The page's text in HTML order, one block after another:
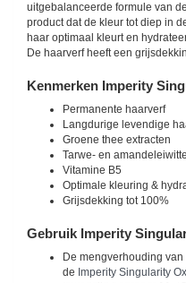
uitgebalanceerde formule van
product dat de kleur tot diep in
haar optimaal kleurt en
De haarverf heeft een
Kenmerken Imperity
Permanente haarverf
Langdurige levendige
Groene thee extracten
Tarwe- en
Vitamine B5
Optimale kleuring &
Grijsdekking tot 100%
Gebruik Imperity
De mengverhouding
de Imperity Singularity